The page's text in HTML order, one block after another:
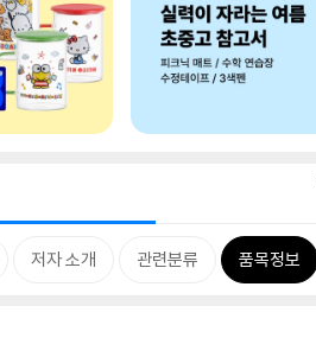
저자 소개 관련분류 품목정보